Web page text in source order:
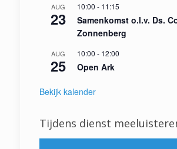
AUG
23
10:00 - 11:15
Samenkomst o.l.v. Ds.
Zonnenberg
AUG
25
10:00 - 12:00
Open Ark
Bekijk kalender
Tijdens dienst